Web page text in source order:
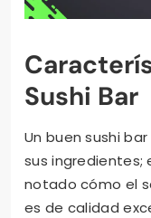
Sushi Bar
Un buen sushi
sus ingredientes;
notado cómo el
es de calidad